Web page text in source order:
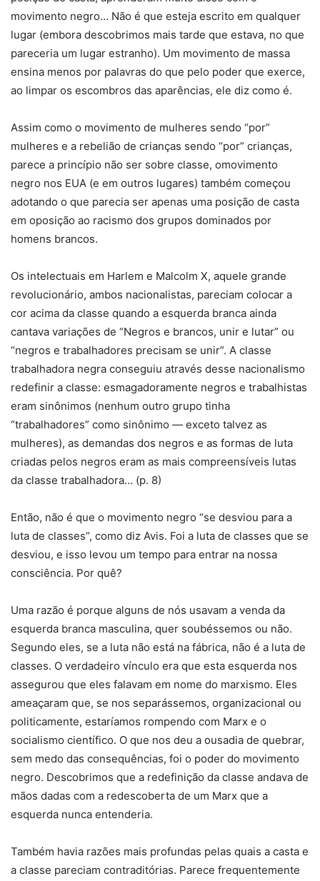
movimento negro… Não é que esteja escrito em qualquer
lugar (embora descobrimos mais tarde que estava, no que
pareceria um lugar estranho). Um movimento de massa
ensina menos por palavras do que pelo poder que exerce,
ao limpar os escombros das aparências, ele diz como é.
Assim como o movimento de mulheres sendo “por”
mulheres e a rebelião de crianças sendo “por” crianças,
parece a princípio não ser sobre classe, omovimento
negro nos EUA (e em outros lugares) também começou
adotando o que parecia ser apenas uma posição de casta
em oposição ao racismo dos grupos dominados por
homens brancos.
Os intelectuais em Harlem e Malcolm X, aquele grande
revolucionário, ambos nacionalistas, pareciam colocar a
cor acima da classe quando a esquerda branca ainda
cantava variações de “Negros e brancos, unir e lutar” ou
“negros e trabalhadores precisam se unir”. A classe
trabalhadora negra conseguiu através desse nacionalismo
redefinir a classe: esmagadoramente negros e trabalhistas
eram sinônimos (nenhum outro grupo tinha
“trabalhadores” como sinônimo — exceto talvez as
mulheres), as demandas dos negros e as formas de luta
criadas pelos negros eram as mais compreensíveis lutas
da classe trabalhadora… (p. 8)
Então, não é que o movimento negro “se desviou para a
luta de classes”, como diz Avis. Foi a luta de classes que se
desviou, e isso levou um tempo para entrar na nossa
consciência. Por quê?
Uma razão é porque alguns de nós usavam a venda da
esquerda branca masculina, quer soubéssemos ou não.
Segundo eles, se a luta não está na fábrica, não é a luta de
classes. O verdadeiro vínculo era que esta esquerda nos
assegurou que eles falavam em nome do marxismo. Eles
ameaçaram que, se nos separássemos, organizacional ou
politicamente, estaríamos rompendo com Marx e o
socialismo científico. O que nos deu a ousadia de quebrar,
sem medo das consequências, foi o poder do movimento
negro. Descobrimos que a redefinição da classe andava de
mãos dadas com a redescoberta de um Marx que a
esquerda nunca entenderia.
Também havia razões mais profundas pelas quais a casta e
a classe pareciam contraditórias. Parece frequentemente